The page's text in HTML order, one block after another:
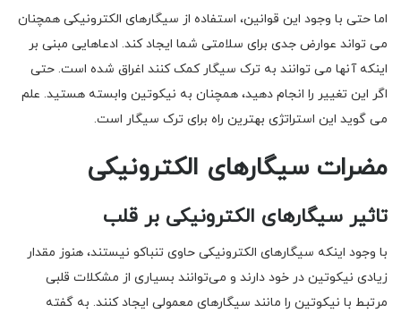
اما حتی با وجود این قوانین، استفاده از سیگارهای الکترونیکی همچنان
می تواند عوارض جدی برای سلامتی شما ایجاد کند. ادعاهایی مبنی بر
اینکه آنها می توانند به ترک سیگار کمک کنند اغراق شده است. حتی
اگر این تغییر را انجام دهید، همچنان به نیکوتین وابسته هستید. علم
می گوید این استراتژی بهترین راه برای ترک سیگار است.
مضرات سیگارهای الکترونیکی
تاثیر سیگارهای الکترونیکی بر قلب
با وجود اینکه سیگارهای الکترونیکی حاوی تنباکو نیستند، هنوز مقدار
زیادی نیکوتین در خود دارند و می‌توانند بسیاری از مشکلات قلبی
مرتبط با نیکوتین را مانند سیگارهای معمولی ایجاد کنند. به گفته